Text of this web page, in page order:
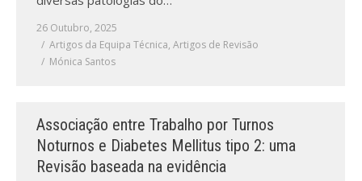
Revistas previamente publicadas
Contatos
Informações adicionais
26 Outubro, 2025
Artigos da Equipa Técnica, Artigos de Revisão
Mónica Santos
Associação entre Trabalho por Turnos
Noturnos e Diabetes Mellitus tipo 2: uma
Revisão baseada na evidência